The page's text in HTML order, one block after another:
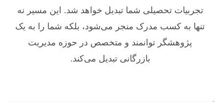
تجربیات تحصیلی شما تبدیل خواهد شد. این مسیر نه
تنها به کسب مدرک منجر می‌شود، بلکه شما را به یک
پژوهشگر توانمند و متخصص در حوزه مدیریت
بازرگانی تبدیل می‌کند.